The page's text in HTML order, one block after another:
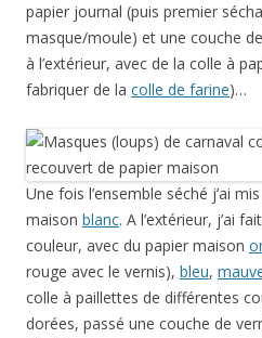
papier journal (puis premier
masque/moule) et une couche
à l’extérieur, avec de la colle à
fabriquer de la colle de farine)…
Une fois l’ensemble séché j’ai
maison blanc. A l’extérieur, j’ai
couleur, avec du papier maison
rouge avec le vernis), bleu,
colle à paillettes de différentes
dorées, passé une couche de